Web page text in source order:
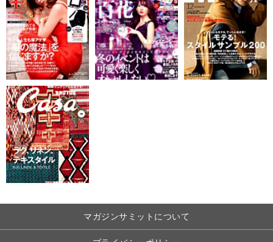
マガジンサミットについて